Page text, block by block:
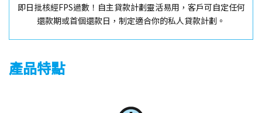
即日批核經FPS過數！自主貸款計劃靈活易用，客戶可自定任何
還款期或首個還款日，制定適合你的私人貸款計劃。
產品特點